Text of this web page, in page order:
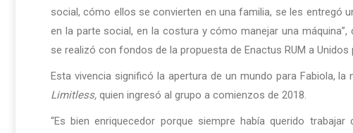
social, cómo ellos se convierten en una familia, se les entregó
en la parte social, en la costura y cómo manejar una
se realizó con fondos de la propuesta de Enactus RUM a Unidos
Esta vivencia significó la apertura de un mundo para Fabiola,
Limitless, quien ingresó al grupo a comienzos de 2018.
“Es bien enriquecedor porque siempre había querido